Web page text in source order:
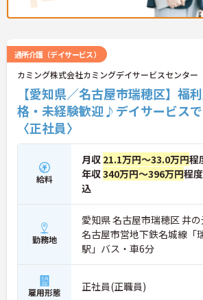
【最先端のDX導入で、身体的・精神的な負担
づくケアにより、夜間巡視や申し送りなどの
・業務の効率化により月の平均残業時間は10
度と少なく、体力的なゆとりを持ってご入居
向き合えます。
【ご家族も安心できる、圧倒的な福利厚生が整
います】
・ご家族分も含めて年間3万円までの医療費補
や、教育サービスの70%割引など、生活全体
る独自の福利厚生が利用できます。
・小学校3年生までの時短・夜勤免除制度があ
男性の育休取得実績も豊富なため、ライフス
が変化しても安心です。
【プライベートとの両立がしやすい環境です
・有給取得促進手当の支給や、5連休以上の長
暇を取得できる仕組みがあり、しっかりと心
フレッシュできます。
・中途入社比率が6割を超えており、風通しが良
通所介護（デイサービス）
カミング株式会社カミングデイサービスセンター
【愛知県／名古屋市瑞穂区】福
格・未経験歓迎♪デイサービスで
〈正社員〉
給料
月収 21.1万円～33.0万円程
年収340万円～396万円程
込
勤務地
愛知県 名古屋市瑞穂区 井
名古屋市営地下鉄名城線「
駅」バス・車6分
雇用形態 正社員(正職員)